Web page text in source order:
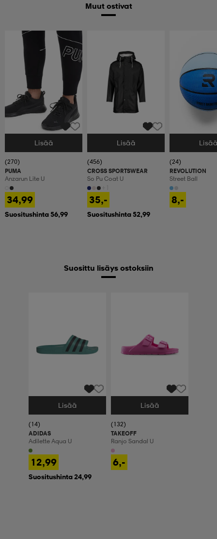
Muut ostivat
Valitse Koko
Lisää
(270)
PUMA
Anzarun Lite U
34,99
Suositushinta 56,99
Valitse Koko
Lisää
(456)
CROSS SPORTSWEAR
So Pu Coat U
35,-
Suositushinta 52,99
Valitse Koko
(24)
REVOLUTION
Street Ball
8,-
Suosittu lisäys ostoksiin
Valitse Koko
Lisää
(14)
ADIDAS
Adilette Aqua U
12,99
Suositushinta 24,99
Valitse Koko
Lisää
(132)
TAKEOFF
Ranjo Sandal U
6,-